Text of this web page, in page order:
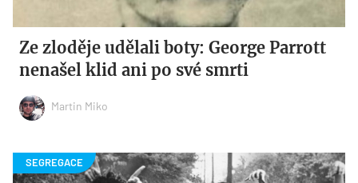
Ze zloděje udělali boty: George Parrott
nenašel klid ani po své smrti
Martin Miko